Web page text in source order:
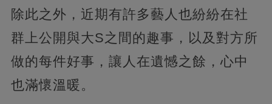
除此之外，近期有許多藝人也紛紛在社
群上公開與大S之間的趣事，以及對方所
做的每件好事，讓人在遺憾之餘，心中
也滿懷溫暖。